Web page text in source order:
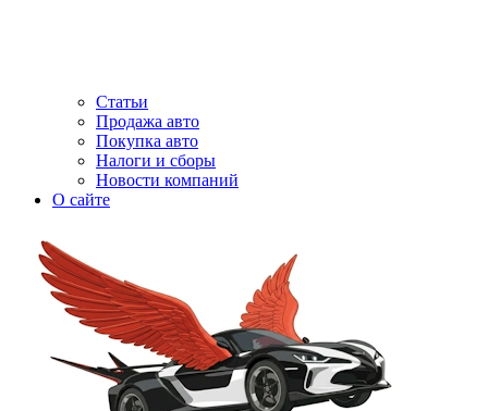
Статьи
Продажа авто
Покупка авто
Налоги и сборы
Новости компаний
О сайте